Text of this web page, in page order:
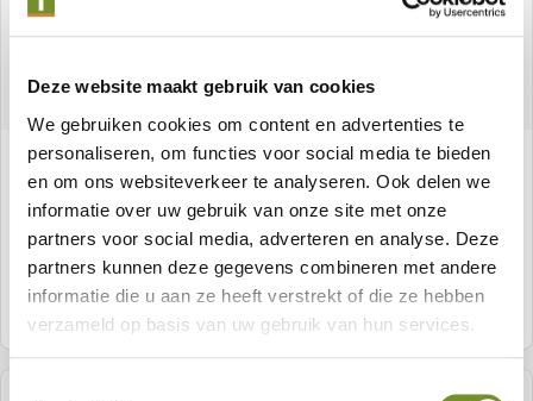
Deze website maakt gebruik van cookies
We gebruiken cookies om content en advertenties te
personaliseren, om functies voor social media te bieden
en om ons websiteverkeer te analyseren. Ook delen we
informatie over uw gebruik van onze site met onze
partners voor social media, adverteren en analyse. Deze
partners kunnen deze gegevens combineren met andere
informatie die u aan ze heeft verstrekt of die ze hebben
verzameld op basis van uw gebruik van hun services.
Douglas wisselsponning 1,8 x 19,5 cm, zwart
geïmpregneerd
Meer informatie